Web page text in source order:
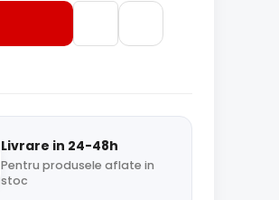
Livrare in 24-48h
Pentru produsele aflate in
stoc